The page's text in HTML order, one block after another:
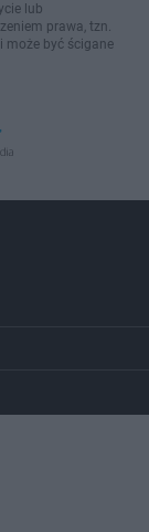
lub
prawa, tzn.
może być ścigane